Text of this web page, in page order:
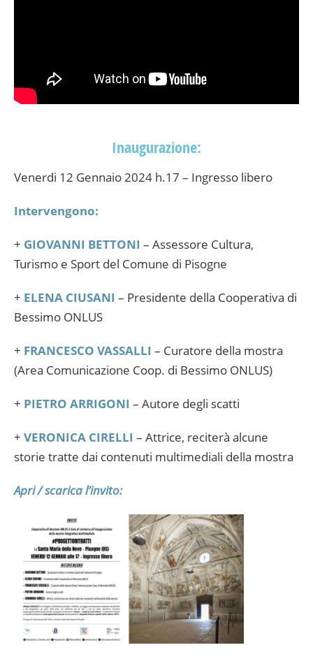
Inaugurazione:
Venerdi 12 Gennaio 2024 h.17 – Ingresso libero
Intervengono:
+ GIOVANNI BETTONI – Assessore Cultura,
Turismo e Sport del Comune di Pisogne
+ ELENA CIUSANI – Presidente della Cooperativa di
Bessimo ONLUS
+ FRANCESCO VASSALLI – Curatore della mostra
(Area Comunicazione Coop. di Bessimo ONLUS)
+ PIETRO ARRIGONI – Autore degli scatti
+ VERONICA CIRELLI – Attrice, reciterà alcune
storie tratte dai contenuti multimediali della mostra
Apri / scarica l’invito: